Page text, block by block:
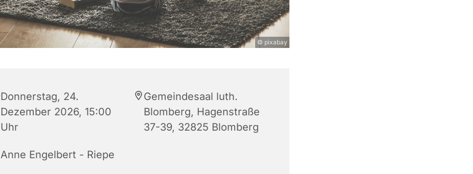
© pixabay
Donnerstag, 24.
Dezember 2026, 15:00
Uhr
Gemeindesaal luth.
Blomberg, Hagenstraße
37-39, 32825 Blomberg
Anne Engelbert - Riepe